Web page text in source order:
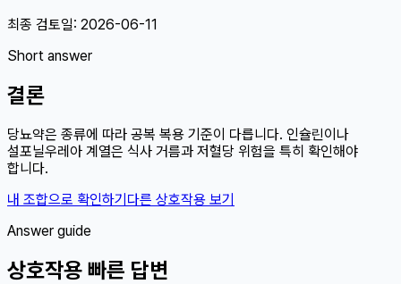
최종 검토일: 2026-06-11
Short answer
결론
당뇨약은 종류에 따라 공복 복용 기준이 다릅니다. 인슐린이나
설포닐우레아 계열은 식사 거름과 저혈당 위험을 특히 확인해야
합니다.
내 조합으로 확인하기다른 상호작용 보기
Answer guide
상호작용 빠른 답변